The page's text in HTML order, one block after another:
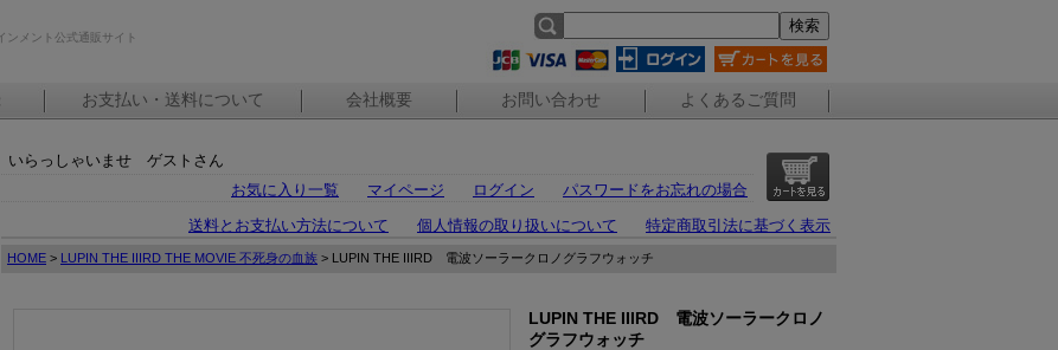
ンメント公式通販サイト
お支払い・送料について 会社概要 お問い合わせ よくあるご質問
いらっしゃいませ ゲストさん
お気に入り一覧
マイページ ログイン
パスワードをお忘れの場合
送料とお支払い方法について
個人情報の取り扱いについて 特定商取引法に基づく表示
HOME > LUPIN THE IIIRD THE MOVIE 不死身の血族 > LUPIN THE IIIRD 電波ソーラークロノグラフウォッチ
LUPIN THE IIIRD 電波ソーラークロノ
グラフウォッチ